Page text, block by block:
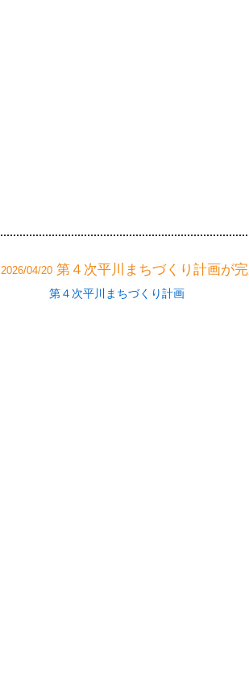
2026/04/20 第４次平川まちづくり計画が完
第４次平川まちづくり計画